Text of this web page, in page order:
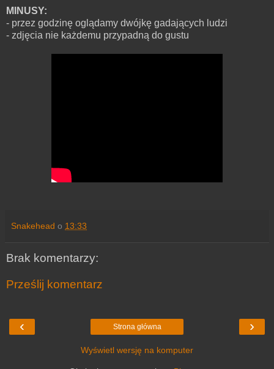
MINUSY:
- przez godzinę oglądamy dwójkę gadających ludzi
- zdjęcia nie każdemu przypadną do gustu
Snakehead o 13:33
Brak komentarzy:
Prześlij komentarz
‹ ›
Strona główna
Wyświetl wersję na komputer